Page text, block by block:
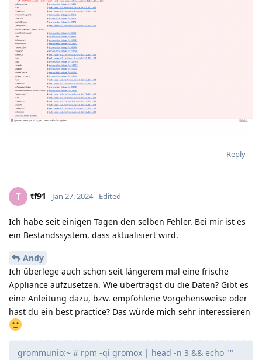
Reply
T tf91 Jan 27, 2024 Edited
Ich habe seit einigen Tagen den selben Fehler. Bei mir ist es
ein Bestandssystem, dass aktualisiert wird.
Andy
Ich überlege auch schon seit längerem mal eine frische
Appliance aufzusetzen. Wie überträgst du die Daten? Gibt es
eine Anleitung dazu, bzw. empfohlene Vorgehensweise oder
hast du ein best practice? Das würde mich sehr interessieren
grommunio:~ # rpm -qi gromox | head -n 3 && echo ""